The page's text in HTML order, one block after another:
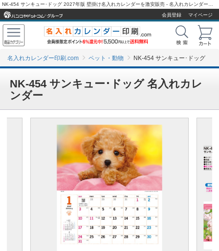
会員登録
マイページ
名入れカレンダー印刷.com ペット・動物 NK-454 サンキュー･ドッグ
NK-454 サンキュー･ドッグ 名入れカレ
ンダー